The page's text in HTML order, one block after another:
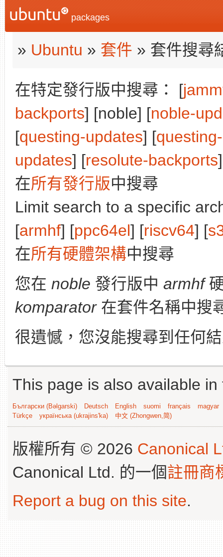
packages
» Ubuntu » 套件 » 套件搜尋
在特定發行版中搜尋： [
backports] [noble] [noble-
[questing-updates] [
updates] [resolute-backports
在所有發行版中搜尋
Limit search to a specific
[armhf] [ppc64el] [riscv64] [
在所有硬體架構中搜尋
您在 noble 發行版中 armhf
komparator在套件名稱中搜
很遺憾，您沒能搜尋到任何
This page is also available
Български (Bəlgarski) Deutsch English suomi français
magyar
Türkçe
українська (ukrajins'ka) 中文 (Zhongwen,简)
版權所有 © 2026 Canonical
Canonical Ltd. 的一個註冊商
Report a bug on this site.